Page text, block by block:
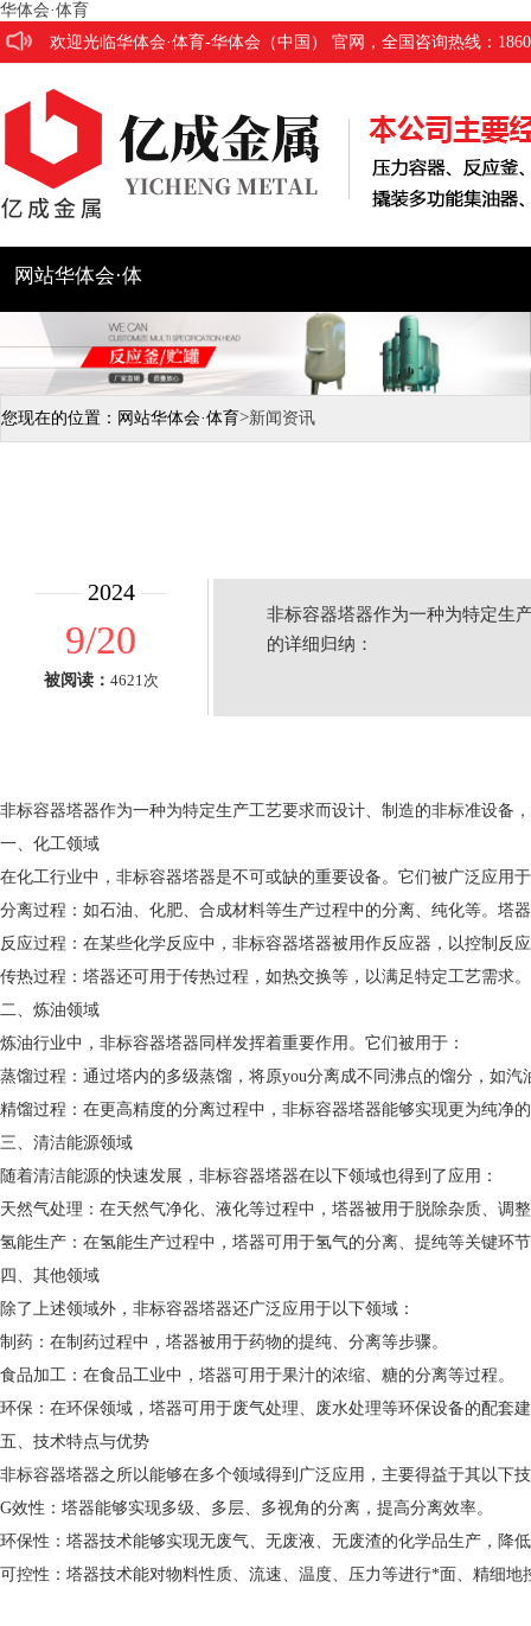
华体会·体育
欢迎光临华体会·体育-华体会（中国） 官网，全国咨询热线：
网站华体会·体
公司简介 产品展示
您现在的位置： 网站华体会·体育>新闻资讯
2024
9/20
被阅读： 4621次
非标容器塔器作为一种为特定生
的详细归纳：
非标容器塔器作为一种为特定生产工艺要求而设计、制造的非标准设备
一、化工领域
在化工行业中，非标容器塔器是不可或缺的重要设备。它们被广泛应用
分离过程：如石油、化肥、合成材料等生产过程中的分离、纯化等。塔
反应过程：在某些化学反应中，非标容器塔器被用作反应器，以控制反
传热过程：塔器还可用于传热过程，如热交换等，以满足特定工艺需求。
二、炼油领域
炼油行业中，非标容器塔器同样发挥着重要作用。它们被用于：
蒸馏过程：通过塔内的多级蒸馏，将原you分离成不同沸点的馏分，如汽
精馏过程：在更高精度的分离过程中，非标容器塔器能够实现更为纯净
三、清洁能源领域
随着清洁能源的快速发展，非标容器塔器在以下领域也得到了应用：
天然气处理：在天然气净化、液化等过程中，塔器被用于脱除杂质、调
氢能生产：在氢能生产过程中，塔器可用于氢气的分离、提纯等关键环
四、其他领域
除了上述领域外，非标容器塔器还广泛应用于以下领域：
制药：在制药过程中，塔器被用于药物的提纯、分离等步骤。
食品加工：在食品工业中，塔器可用于果汁的浓缩、糖的分离等过程。
环保：在环保领域，塔器可用于废气处理、废水处理等环保设备的配套
五、技术特点与优势
非标容器塔器之所以能够在多个领域得到广泛应用，主要得益于其以下
G效性：塔器能够实现多级、多层、多视角的分离，提高分离效率。
环保性：塔器技术能够实现无废气、无废液、无废渣的化学品生产，降
可控性：塔器技术能对物料性质、流速、温度、压力等进行*面、精细